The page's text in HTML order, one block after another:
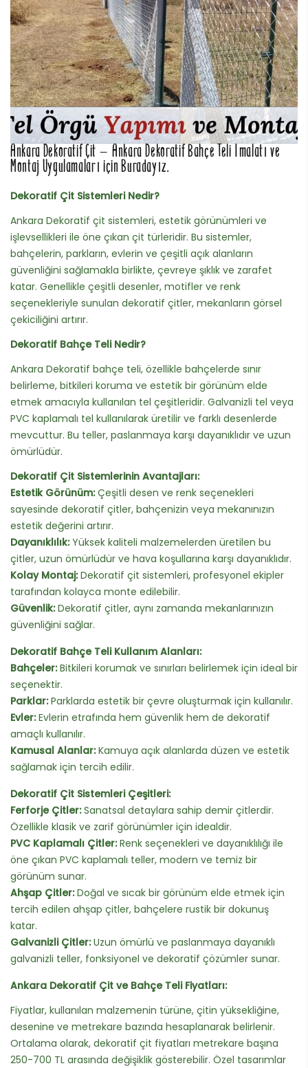
Ankara Dekoratif Çit – Ankara Dekoratif Bahçe Teli İmalatı ve
Montaj Uygulamaları için Buradayız.
Dekoratif Çit Sistemleri Nedir?
Ankara Dekoratif çit sistemleri, estetik görünümleri ve
işlevsellikleri ile öne çıkan çit türleridir. Bu sistemler,
bahçelerin, parkların, evlerin ve çeşitli açık alanların
güvenliğini sağlamakla birlikte, çevreye şıklık ve zarafet
katar. Genellikle çeşitli desenler, motifler ve renk
seçenekleriyle sunulan dekoratif çitler, mekanların görsel
çekiciliğini artırır.
Dekoratif Bahçe Teli Nedir?
Ankara Dekoratif bahçe teli, özellikle bahçelerde sınır
belirleme, bitkileri koruma ve estetik bir görünüm elde
etmek amacıyla kullanılan tel çeşitleridir. Galvanizli tel veya
PVC kaplamalı tel kullanılarak üretilir ve farklı desenlerde
mevcuttur. Bu teller, paslanmaya karşı dayanıklıdır ve uzun
ömürlüdür.
Dekoratif Çit Sistemlerinin Avantajları:
Estetik Görünüm:Çeşitli desen ve renk seçenekleri
sayesinde dekoratif çitler, bahçenizin veya mekanınızın
estetik değerini artırır.
Dayanıklılık:Yüksek kaliteli malzemelerden üretilen bu
çitler, uzun ömürlüdür ve hava koşullarına karşı dayanıklıdır.
Kolay Montaj:Dekoratif çit sistemleri, profesyonel ekipler
tarafından kolayca monte edilebilir.
Güvenlik:Dekoratif çitler, aynı zamanda mekanlarınızın
güvenliğini sağlar.
Dekoratif Bahçe Teli Kullanım Alanları:
Bahçeler:Bitkileri korumak ve sınırları belirlemek için ideal bir
seçenektir.
Parklar:Parklarda estetik bir çevre oluşturmak için kullanılır.
Evler:Evlerin etrafında hem güvenlik hem de dekoratif
amaçlı kullanılır.
Kamusal Alanlar:Kamuya açık alanlarda düzen ve estetik
sağlamak için tercih edilir.
Dekoratif Çit Sistemleri Çeşitleri:
Ferforje Çitler:Sanatsal detaylara sahip demir çitlerdir.
Özellikle klasik ve zarif görünümler için idealdir.
PVC Kaplamalı Çitler:Renk seçenekleri ve dayanıklılığı ile
öne çıkan PVC kaplamalı teller, modern ve temiz bir
görünüm sunar.
Ahşap Çitler:Doğal ve sıcak bir görünüm elde etmek için
tercih edilen ahşap çitler, bahçelere rustik bir dokunuş
katar.
Galvanizli Çitler:Uzun ömürlü ve paslanmaya dayanıklı
galvanizli teller, fonksiyonel ve dekoratif çözümler sunar.
Ankara Dekoratif Çit ve Bahçe Teli Fiyatları:
Fiyatlar, kullanılan malzemenin türüne, çitin yüksekliğine,
desenine ve metrekare bazında hesaplanarak belirlenir.
Ortalama olarak, dekoratif çit fiyatları metrekare başına
250-700 TL arasında değişiklik gösterebilir. Özel tasarımlar